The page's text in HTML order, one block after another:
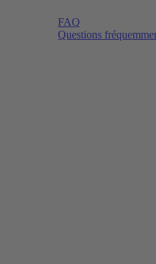
FAQ
Questions